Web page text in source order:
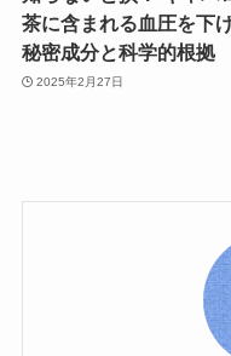
茶に含まれる血圧を下
秘密成分と科学的根拠
2025年2月27日